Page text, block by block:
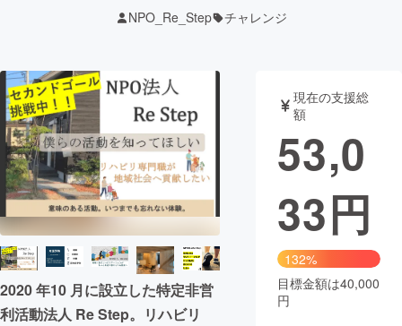
ジェクト
ロジェクト
アート・写真 音楽
テクノロジー・ガジェット ゲーム・
映像・映画 書籍・雑誌
ビジネス・起業 チャレンジ
まちづくり・地域活性化
NPO_Re_Step チャレンジ
2020 年10 月に設立した特定非営
利活動法人 Re Step。リハビリ
現在の支援総
額
53,0
33円
132%
目標金額は40,000
円